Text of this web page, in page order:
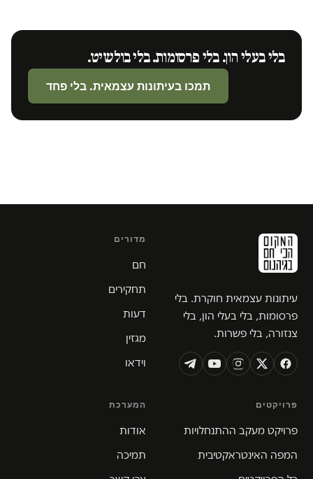
בלי בעלי הון. בלי פרסומות. בלי בולשיט.
תמכו בעיתונות עצמאית. בלי פחד
עיתונות עצמאית חוקרת. בלי
פרסומות, בלי בעלי הון, בלי
צנזורה, בלי פשרות.
מדורים
חם
תחקירים
דעות
מגזין
וידאו
פרויקטים
פרויקט מעקב ההתנחלויות
המפה האינטראקטיבית
המערכת
אודות
תמיכה